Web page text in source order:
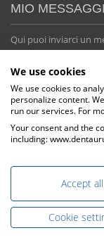
MIO
Qui puoi inviarci un
We use cookies
We use cookies to
personalize content.
run our services. For
Your consent and the
including:
Accept all
Cookie